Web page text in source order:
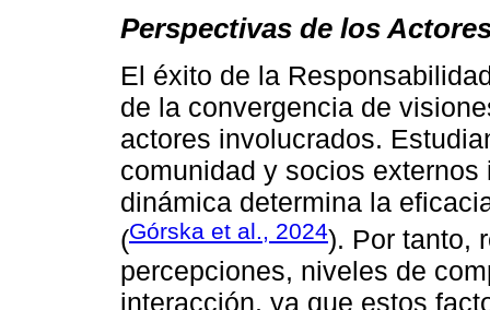
Perspectivas de los
El éxito de la
de la convergencia de
actores involucrados.
comunidad y socios
dinámica determina la
(Górska et al., 2024). Por tanto,
percepciones, niveles de
interacción, ya que estos